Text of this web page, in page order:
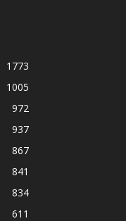
1773
1005
972
937
867
841
834
611